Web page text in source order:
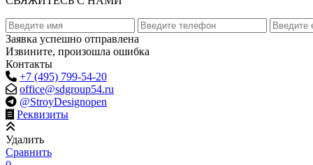
Заявка успешно отправлена
Извините, произошла ошибка
Контакты
+7 (495) 799-54-20
office@sdgroup54.ru
@StroyDesignopen
Реквизиты
Удалить
Сравнить